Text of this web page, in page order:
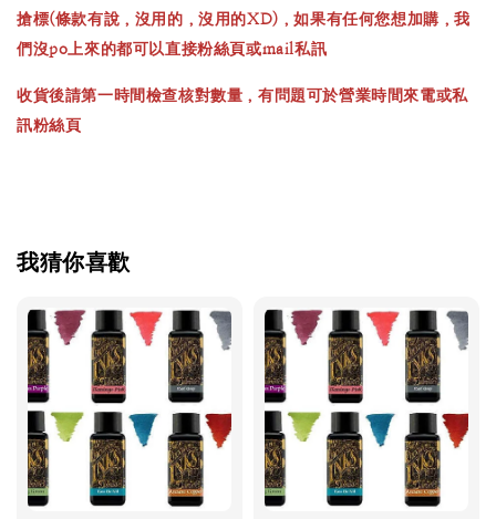
搶標(條款有說，沒用的，沒用的XD)，如果有任何您想加購，我
們沒po上來的都可以直接粉絲頁或mail私訊
收貨後請第一時間檢查核對數量，有問題可於營業時間來電或私
訊粉絲頁
我猜你喜歡